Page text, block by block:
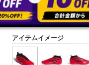
アイテムイメージ